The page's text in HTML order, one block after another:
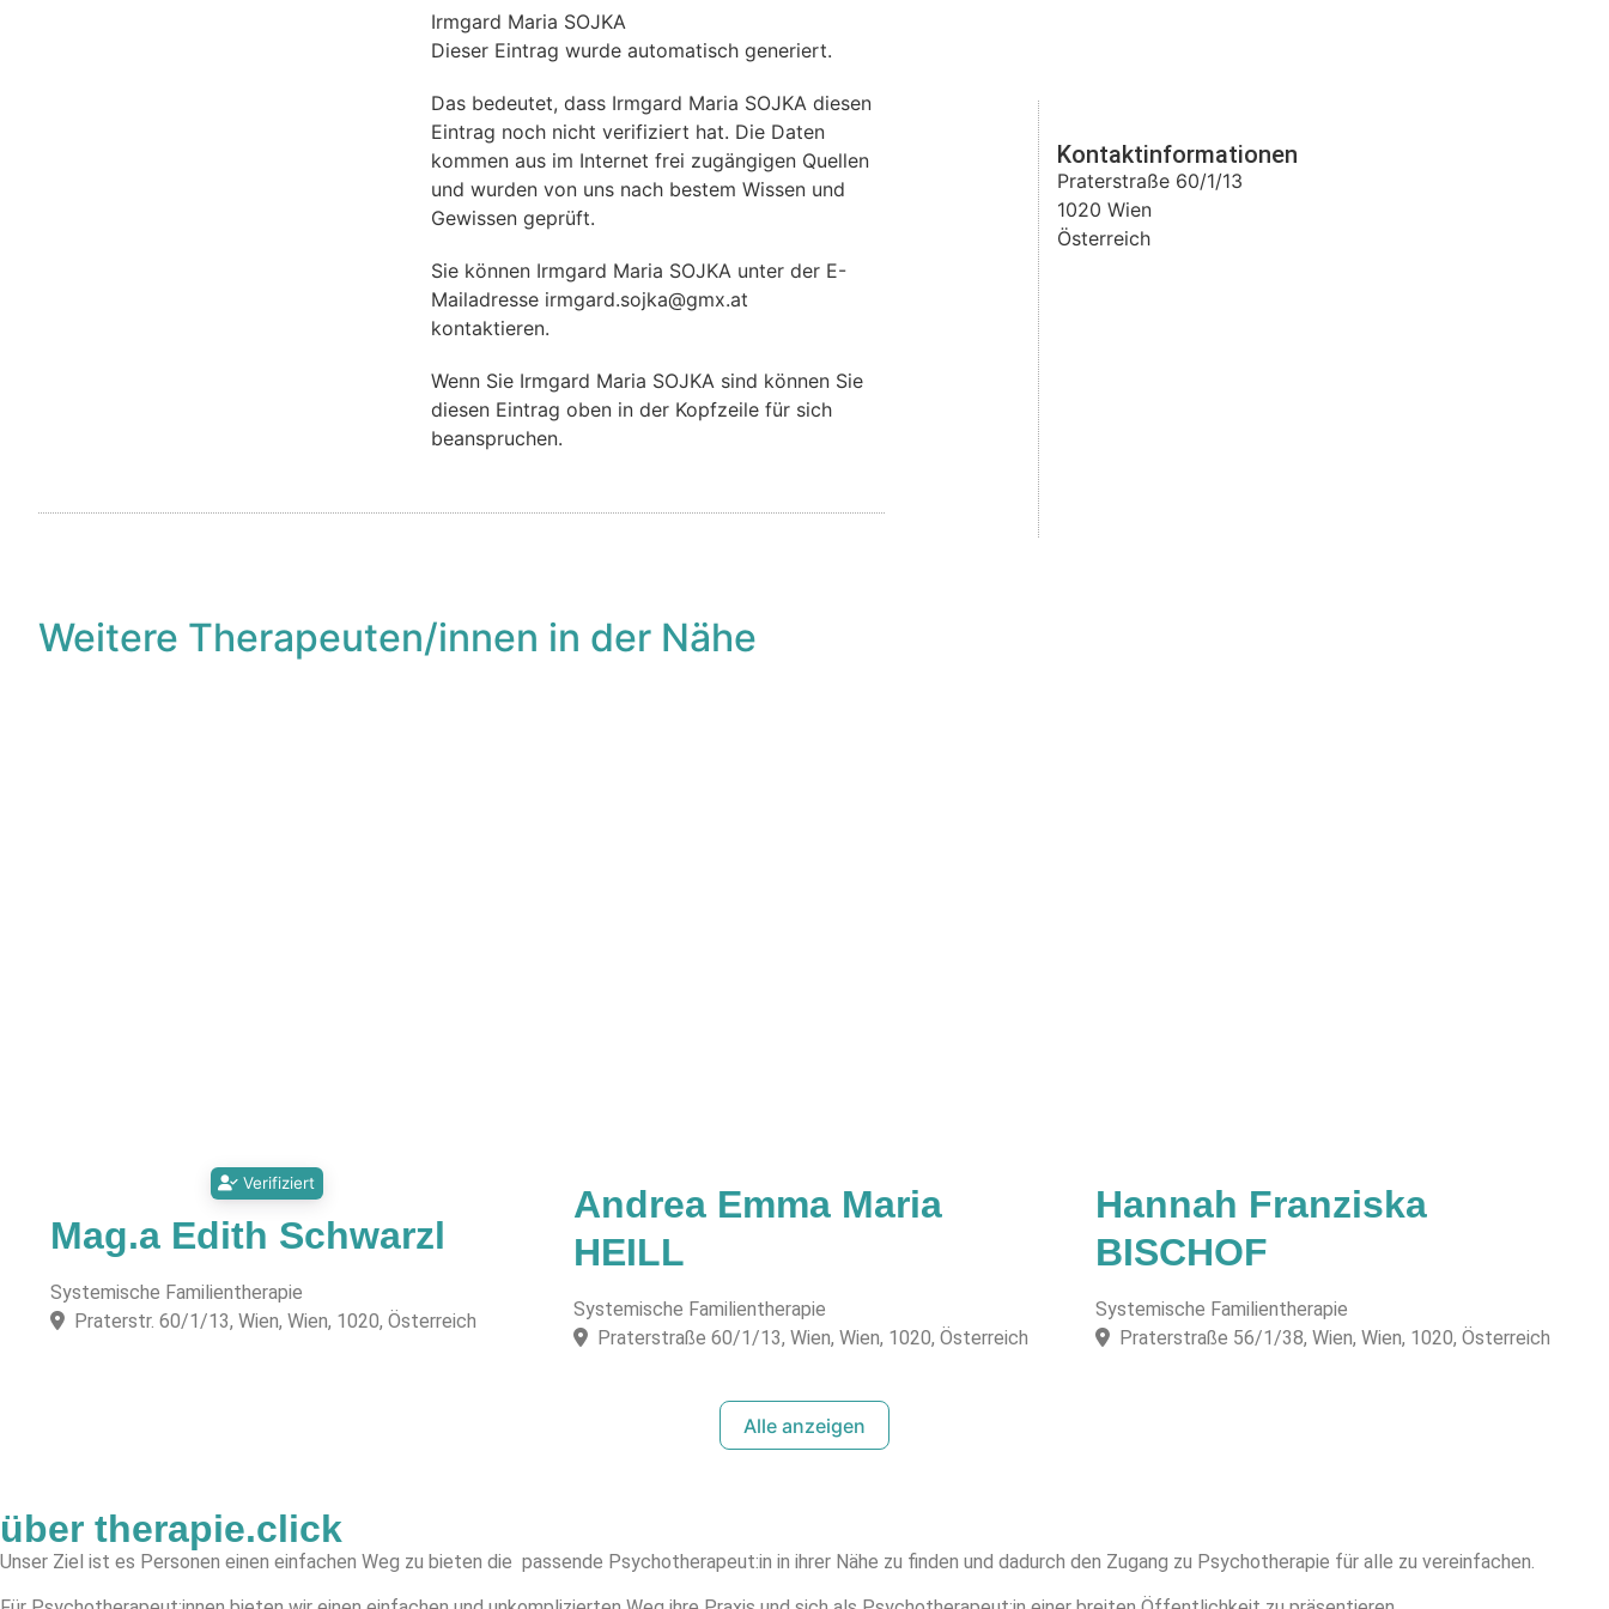
Irmgard Maria SOJKA
Dieser Eintrag wurde automatisch generiert.
Das bedeutet, dass Irmgard Maria SOJKA diesen
Eintrag noch nicht verifiziert hat. Die Daten
kommen aus im Internet frei zugängigen Quellen
und wurden von uns nach bestem Wissen und
Gewissen geprüft.
Sie können Irmgard Maria SOJKA unter der E-
Mailadresse irmgard.sojka@gmx.at
kontaktieren.
Wenn Sie Irmgard Maria SOJKA sind können Sie
diesen Eintrag oben in der Kopfzeile für sich
beanspruchen.
Kontaktinformationen
Praterstraße 60/1/13
1020 Wien
Österreich
Weitere Therapeuten/innen in der Nähe
Verifiziert
Mag.a Edith Schwarzl
Systemische Familientherapie
Praterstr. 60/1/13, Wien, Wien, 1020, Österreich
Andrea Emma Maria
HEILL
Systemische Familientherapie
Praterstraße 60/1/13, Wien, Wien, 1020, Österreich
Hannah Franziska
BISCHOF
Systemische Familientherapie
Praterstraße 56/1/38, Wien, Wien, 1020, Österreich
Alle anzeigen
über therapie.click
Unser Ziel ist es Personen einen einfachen Weg zu bieten die passende Psychotherapeut:in in ihrer Nähe zu finden und dadurch den Zugang zu Psychotherapie für alle zu vereinfachen.